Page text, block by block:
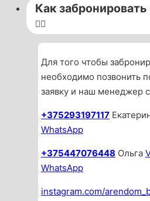
Как забронировать
Для того чтобы
необходимо позвонить
заявку и наш менеджер
+375293197117
WhatsApp
+375447076448 Ольга
WhatsApp
instagram.com/